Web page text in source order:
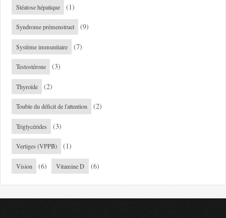
Stéatose hépatique (1)
Syndrome prémenstruel (9)
Système immunitaire (7)
Testostérone (3)
Thyroïde (2)
Touble du déficit de l'attention (2)
Triglycérides (3)
Vertiges (VPPB) (1)
Vision (6) Vitamine D (6)